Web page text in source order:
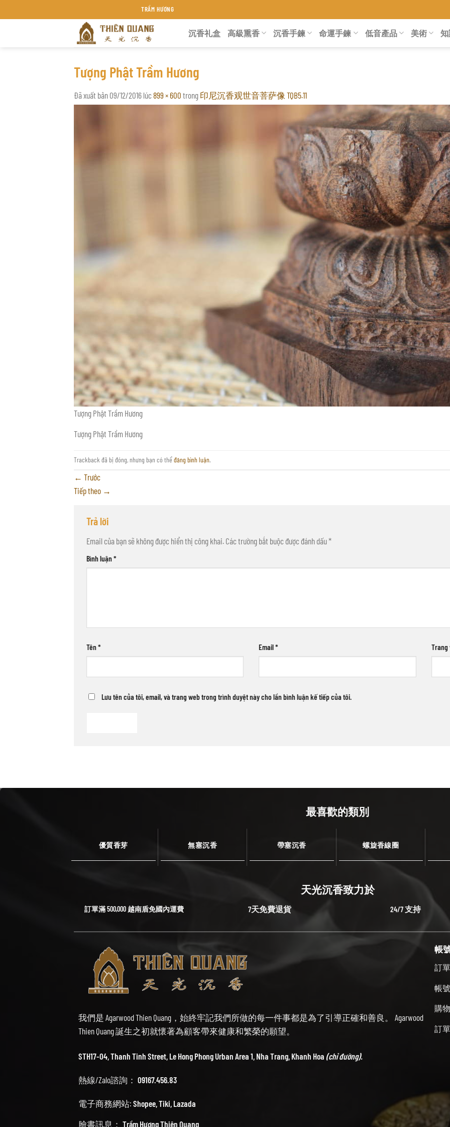
đến
TRẦM HƯƠNG THIÊN QUANG KHÁNH HÒA
沉香礼盒 高級熏香 沉香手鍊 命運手鍊 低音產品 美術
Tượng Phật Trầm Hương
Đã xuất bản 09/12/2016 lúc 899 × 600 trong 印尼沉香观世音菩萨像 TQB5.11
Tượng Phật Trầm Hương
Tượng Phật Trầm Hương
Trackback đã bị đóng, nhưng bạn có thểđăng bình luận.
← Trước
Tiếp theo →
Trả lời
Email của bạn sẽ không được hiển thị công khai. Các trường bắt buộc được đánh dấu*
Bình luận*
Tên* Email* Trang
Lưu tên của tôi, email, và trang web trong trình duyệt này cho lần bình luận kế tiếp của tôi.
最喜歡的類別
優質香芽 無塞沉香 帶塞沉香 螺旋香線圈
天光沉香致力於
訂單滿 500,000 越南盾免國內運費 7天免費退貨 24/7 支持
我們是 Agarwood Thien Quang，始終牢記我們所做的每一件事都是為了引導正確和善良。 Agarwood
Thien Quang 誕生之初就懷著為顧客帶來健康和繁榮的願望。
STH17-04, Thanh Tinh Street, Le Hong Phong Urban Area 1, Nha Trang, Khanh Hoa (chỉ đường).
熱線/Zalo諮詢： 09167.456.83
電子商務網站: Shopee,Tiki, Lazada
臉書訊息： Trầm Hương Thiên Quang
帳
訂單
帳號
購
訂